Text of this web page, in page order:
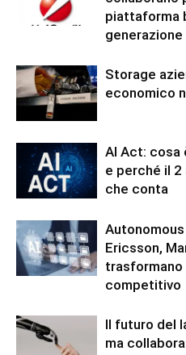
piattaforma
generazione
Storage
economico
AI Act: cosa
e perché il
che conta
Ericsson,
trasformano
competitivo
Il futuro del
ma